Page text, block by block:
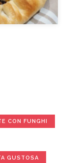
CON FUNGHI
GUSTOSA